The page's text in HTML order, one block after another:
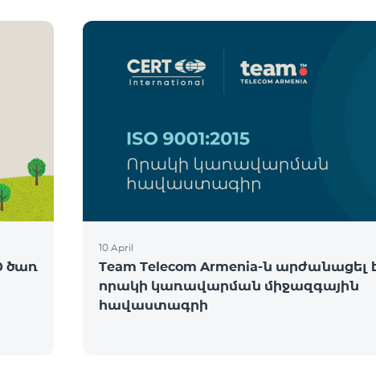
ծառ
10 April
Team Telecom Armenia-ն արժանացել
որակի կառավարման միջազգային
հավաստագրի